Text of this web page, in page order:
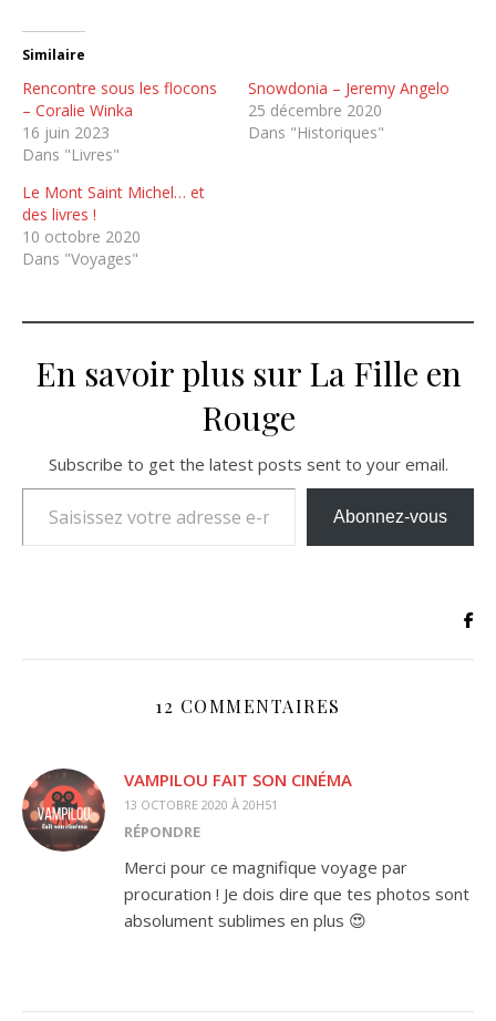
Similaire
Rencontre sous les flocons
– Coralie Winka
16 juin 2023
Dans "Livres"
Snowdonia – Jeremy Angelo
25 décembre 2020
Dans "Historiques"
Le Mont Saint Michel… et
des livres !
10 octobre 2020
Dans "Voyages"
En savoir plus sur La Fille en
Rouge
Subscribe to get the latest posts sent to your email.
Saisissez votre adresse e-mail…
Abonnez-vous
12 COMMENTAIRES
VAMPILOU FAIT SON CINÉMA
13 OCTOBRE 2020 À 20H51
RÉPONDRE
Merci pour ce magnifique voyage par
procuration ! Je dois dire que tes photos sont
absolument sublimes en plus 😍